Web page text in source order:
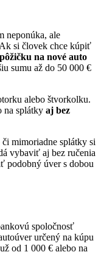
neponúka, ale
si človek chce kúpiť
na nové auto
sumu až do 50 000 €
alebo štvorkolku.
na splátky aj bez
či mimoriadne splátky si
vybaviť aj bez ručenia
podobný úver s dobou
spoločnosť
určený na kúpu
od 1 000 € alebo na